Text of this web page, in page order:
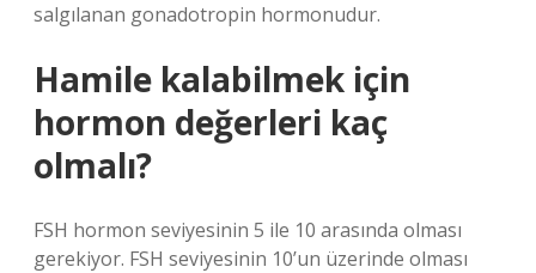
salgılanan gonadotropin hormonudur.
Hamile kalabilmek için
hormon değerleri kaç
olmalı?
FSH hormon seviyesinin 5 ile 10 arasında olması
gerekiyor. FSH seviyesinin 10’un üzerinde olması